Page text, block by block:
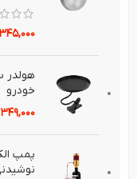
۳۴۵,۰۰۰
هولدر
خودرو
۳۴۹,۰۰۰
پمپ